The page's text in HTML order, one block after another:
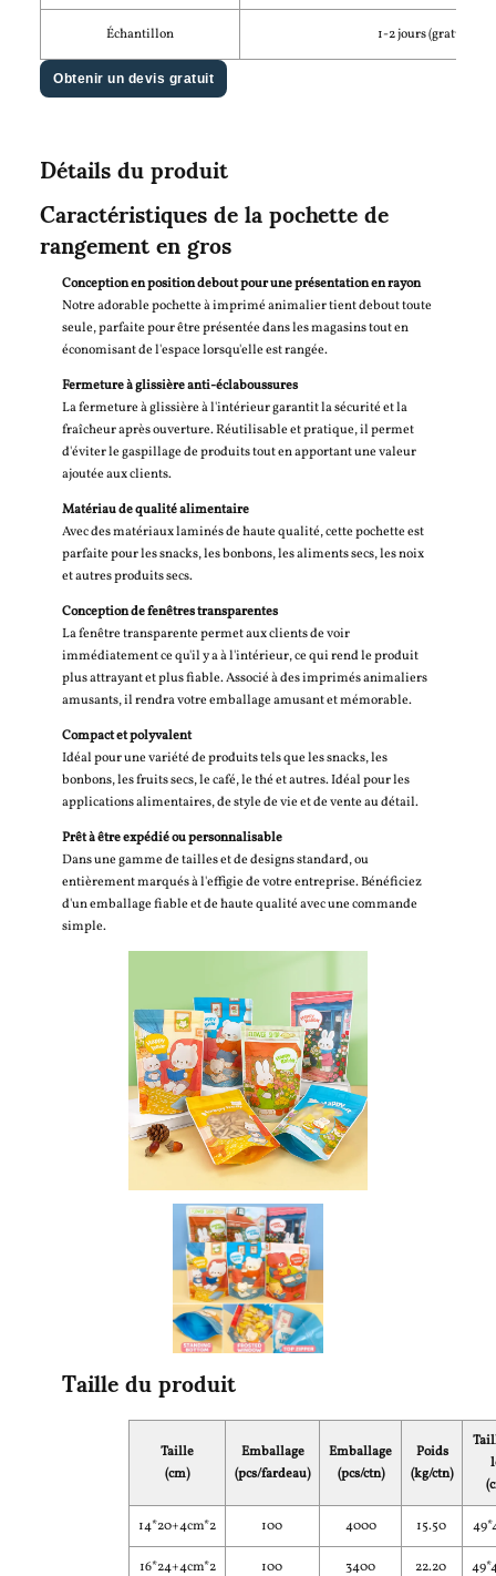
Échantillon 1-2 jours (gratuit)
Obtenir un devis gratuit
Détails du produit
Caractéristiques de la pochette de
rangement en gros
Conception en position debout pour une présentation en rayon
Notre adorable pochette à imprimé animalier tient debout toute
seule, parfaite pour être présentée dans les magasins tout en
économisant de l'espace lorsqu'elle est rangée.
Fermeture à glissière anti-éclaboussures
La fermeture à glissière à l'intérieur garantit la sécurité et la
fraîcheur après ouverture. Réutilisable et pratique, il permet
d'éviter le gaspillage de produits tout en apportant une valeur
ajoutée aux clients.
Matériau de qualité alimentaire
Avec des matériaux laminés de haute qualité, cette pochette est
parfaite pour les snacks, les bonbons, les aliments secs, les noix
et autres produits secs.
Conception de fenêtres transparentes
La fenêtre transparente permet aux clients de voir
immédiatement ce qu'il y a à l'intérieur, ce qui rend le produit
plus attrayant et plus fiable. Associé à des imprimés animaliers
amusants, il rendra votre emballage amusant et mémorable.
Compact et polyvalent
Idéal pour une variété de produits tels que les snacks, les
bonbons, les fruits secs, le café, le thé et autres. Idéal pour les
applications alimentaires, de style de vie et de vente au détail.
Prêt à être expédié ou personnalisable
Dans une gamme de tailles et de designs standard, ou
entièrement marqués à l'effigie de votre entreprise. Bénéficiez
d'un emballage fiable et de haute qualité avec une commande
simple.
Taille du produit
Taille
(cm)
Emballage
(pcs/fardeau)
Emballage
(pcs/ctn)
Poids
(kg/ctn)
14*20+4cm*2 100 4000 15.50
16*24+4cm*2 100 3400 22.20